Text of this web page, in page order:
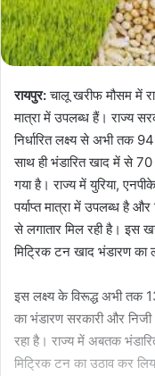
रायपुर:चालू खरीफ मौसम में
मात्रा में उपलब्ध हैं। राज्य
निर्धारित लक्ष्य से अभी तक
साथ ही भंडारित खाद में से 70
गया है। राज्य में युरिया,
पर्याप्त मात्रा में उपलब्ध है
से लगातार मिल रही है। इस
मिट्रिक टन खाद भंडारण का
इस लक्ष्य के विरूद्ध अभी तक
का भंडारण सरकारी और निजी
रहा है। राज्य में अबतक
मिट्रिक टन का उठाव कर